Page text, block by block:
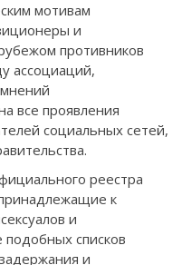
мотивам
и
противников
ассоциаций,
все проявления
социальных сетей,
реестра
к
и
подобных списков
и